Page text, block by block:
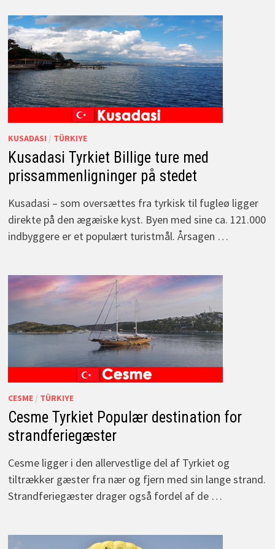
KUSADASI / TÜRKIYE
Kusadasi Tyrkiet Billige ture med
prissammenligninger på stedet
Kusadasi – som oversættes fra tyrkisk til fugleø ligger
direkte på den ægæiske kyst. Byen med sine ca. 121.000
indbyggere er et populært turistmål. Årsagen …
CESME/ TÜRKIYE
Cesme Tyrkiet Populær destination for
strandferiegæster
Cesme ligger i den allervestlige del af Tyrkiet og
tiltrækker gæster fra nær og fjern med sin lange strand.
Strandferiegæster drager også fordel af de …